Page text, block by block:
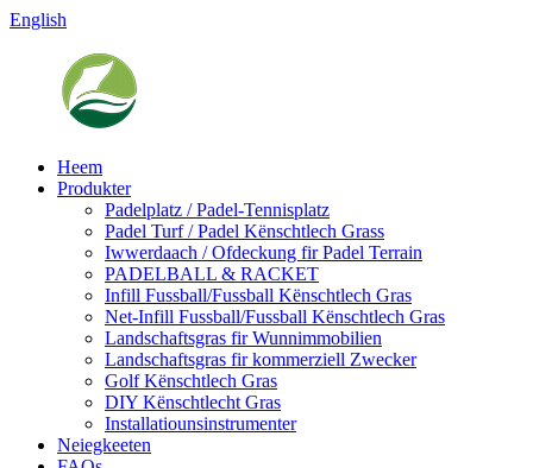
English
Heem
Produkter
Padelplatz / Padel-Tennisplatz
Padel Turf / Padel Kënschtlech Grass
Iwwerdaach / Ofdeckung fir Padel Terrain
PADELBALL & RACKET
Infill Fussball/Fussball Kënschtlech Gras
Net-Infill Fussball/Fussball Kënschtlech Gras
Landschaftsgras fir Wunnimmobilien
Landschaftsgras fir kommerziell Zwecker
Golf Kënschtlech Gras
DIY Kënschtlecht Gras
Installatiounsinstrumenter
Neiegkeeten